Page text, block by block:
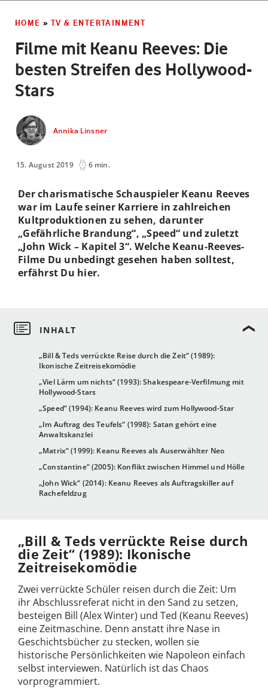
HOME » TV & ENTERTAINMENT
Filme mit Keanu Reeves: Die
besten Streifen des Hollywood-
Stars
Annika Linsner
15. August 2019 6 min.
„Bill & Teds verrückte Reise durch die Zeit“ (1989):
Ikonische Zeitreisekomödie
„Viel Lärm um nichts“ (1993): Shakespeare-Verfilmung mit
Hollywood-Stars
„Speed“ (1994): Keanu Reeves wird zum Hollywood-Star
„Im Auftrag des Teufels“ (1998): Satan gehört eine
Anwaltskanzlei
„Matrix“ (1999): Keanu Reeves als Auserwählter Neo
„Constantine“ (2005): Konflikt zwischen Himmel und Hölle
„John Wick“ (2014): Keanu Reeves als Auftragskiller auf
Rachefeldzug
Der charismatische Schauspieler Keanu Reeves
war im Laufe seiner Karriere in zahlreichen
Kultproduktionen zu sehen, darunter
„Gefährliche Brandung“, „Speed“ und zuletzt
„John Wick – Kapitel 3“. Welche Keanu-Reeves-
Filme Du unbedingt gesehen haben solltest,
erfährst Du hier.
„Bill & Teds verrückte Reise durch
die Zeit“ (1989): Ikonische
Zeitreisekomödie
Zwei verrückte Schüler reisen durch die Zeit: Um
ihr Abschlussreferat nicht in den Sand zu setzen,
besteigen Bill (Alex Winter) und Ted (Keanu Reeves)
eine Zeitmaschine. Denn anstatt ihre Nase in
Geschichtsbücher zu stecken, wollen sie
historische Persönlichkeiten wie Napoleon einfach
selbst interviewen. Natürlich ist das Chaos
vorprogrammiert.